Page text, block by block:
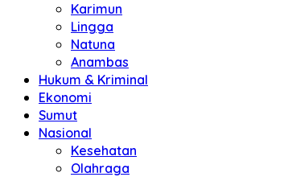
Karimun
Lingga
Natuna
Anambas
Hukum & Kriminal
Ekonomi
Sumut
Nasional
Kesehatan
Olahraga